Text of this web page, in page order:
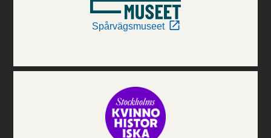
Spårvägsmuseet